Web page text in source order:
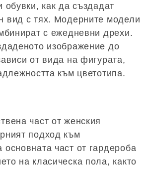
обувки, как да създадат
вид с тях. Модерните модели
с ежедневни дрехи.
изображение до
от вида на фигурата,
към цветотипа.
част от женския
подход към
част от гардероба
на класическа пола, както